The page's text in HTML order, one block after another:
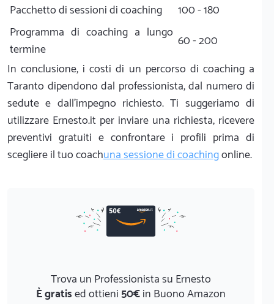
Pacchetto di sessioni di coaching
100 - 180
Programma di coaching a lungo
termine
60 - 200
In conclusione, i costi di un percorso di coaching a
Taranto dipendono dal professionista, dal numero di
sedute e dall'impegno richiesto. Ti suggeriamo di
utilizzare Ernesto.it per inviare una richiesta, ricevere
preventivi gratuiti e confrontare i profili prima di
scegliere il tuo coachuna sessione di coachingonline.
Trova un Professionista su Ernesto
È gratised ottieni50€in Buono Amazon